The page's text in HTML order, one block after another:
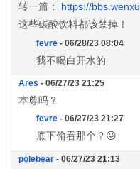
转一篇： https://
这些碳酸饮料都该禁掉！
fevre - 06/28/23 08:04
我不喝白开水的
Ares - 06/27/23 21:25
本尊吗？
fevre - 06/27/23 21:27
底下偷看那个？😜
polebear - 06/27/23 21:13